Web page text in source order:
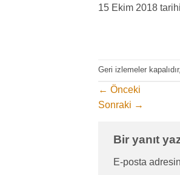
15 Ekim 2018
Geri izlemeler
← Önceki
Sonraki →
Bir yanıt
E-posta